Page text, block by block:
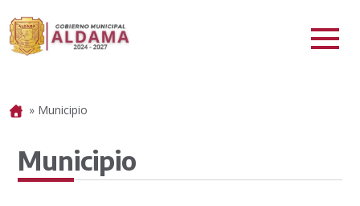
Portada
» Municipio
Municipio